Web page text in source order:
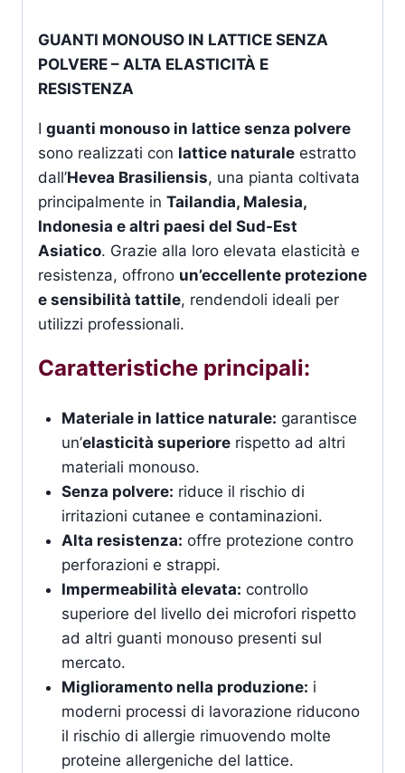
GUANTI MONOUSO IN LATTICE SENZA
POLVERE – ALTA ELASTICITÀ E
RESISTENZA
I guanti monouso in lattice senza polvere
sono realizzati con lattice naturale estratto
dall’Hevea Brasiliensis, una pianta coltivata
principalmente in Tailandia, Malesia,
Indonesia e altri paesi del Sud-Est
Asiatico. Grazie alla loro elevata elasticità e
resistenza, offrono un’eccellente protezione
e sensibilità tattile, rendendoli ideali per
utilizzi professionali.
Caratteristiche principali:
Materiale in lattice naturale: garantisce
un’elasticità superiorerispetto ad altri
materiali monouso.
Senza polvere: riduce il rischio di
irritazioni cutanee e contaminazioni.
Alta resistenza: offre protezione contro
perforazioni e strappi.
Impermeabilità elevata: controllo
superiore del livello dei microfori rispetto
ad altri guanti monouso presenti sul
mercato.
Miglioramento nella produzione: i
moderni processi di lavorazione riducono
il rischio di allergie rimuovendo molte
proteine allergeniche del lattice.